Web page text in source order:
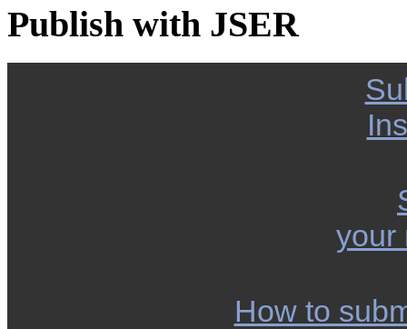
Publish with JSER
your
How to